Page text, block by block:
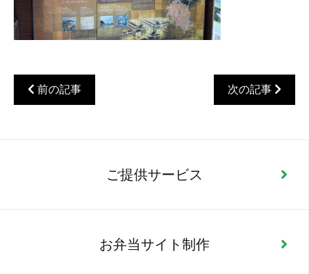
前の記事 次の記事
ご提供サービス
お弁当サイト制作